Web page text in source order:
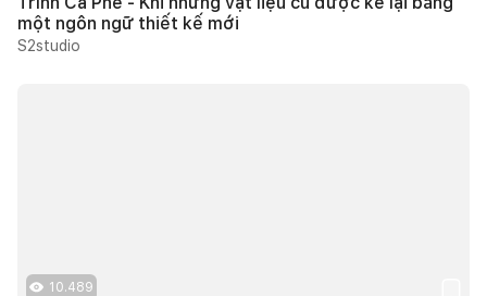
một ngôn ngữ thiết kế mới
S2studio
10.489